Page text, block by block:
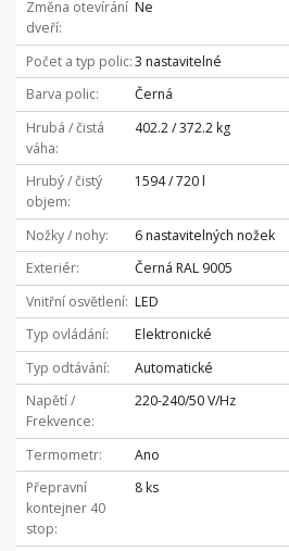
Změna otevírání
dveří
Ne
Počet a typ polic 3 nastavitelné
Barva polic
Černá
Hrubá / čistá
váha
402.2 / 372.2 kg
Hrubý / čistý
objem
1594 / 720 l
Nožky / nohy
6 nastavitelných nožek
Exteriér
Černá RAL 9005
Vnitřní osvětlení LED
Typ ovládání
Elektronické
Typ odtávání
Automatické
Napětí /
Frekvence
220-240/50 V/Hz
Termometr
Ano
Přepravní
kontejner 40
stop
8 ks